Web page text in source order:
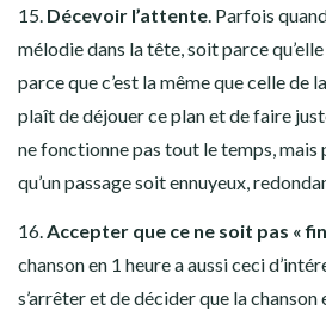
15. Décevoir l’attente . Parfois
mélodie dans la tête, soit parce
parce que c’est la même que celle de
plaît de déjouer ce plan et de faire
ne fonctionne pas tout le temps, mais
qu’un passage soit ennuyeux,
16. Accepter que ce ne soit pas «
chanson en 1 heure a aussi ceci
s’arrêter et de décider que la chanson